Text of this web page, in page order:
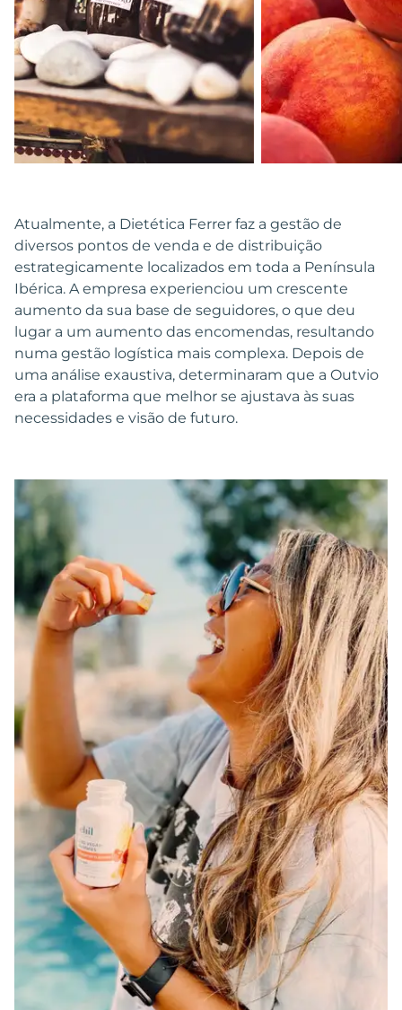
Atualmente, a Dietética Ferrer faz a gestão de
diversos pontos de venda e de distribuição
estrategicamente localizados em toda a Península
Ibérica. A empresa experienciou um crescente
aumento da sua base de seguidores, o que deu
lugar a um aumento das encomendas, resultando
numa gestão logística mais complexa. Depois de
uma análise exaustiva, determinaram que a Outvio
era a plataforma que melhor se ajustava às suas
necessidades e visão de futuro.